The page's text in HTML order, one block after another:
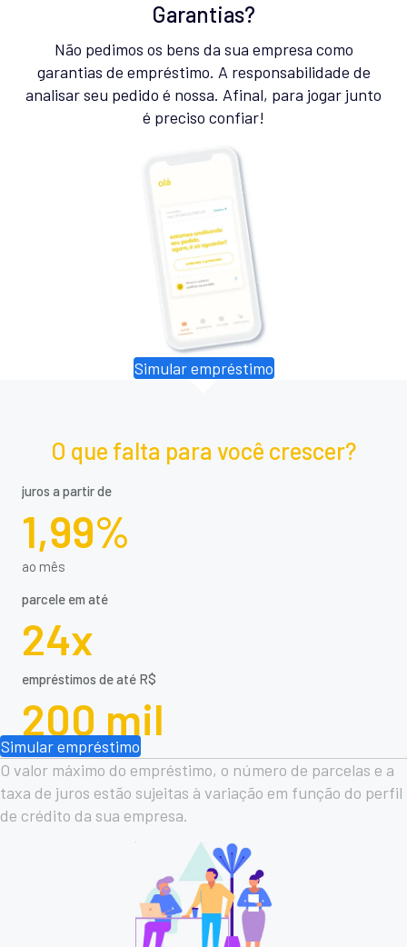
Garantias?
Não pedimos os bens da sua empresa como
garantias de empréstimo. A responsabilidade de
analisar seu pedido é nossa. Afinal, para jogar junto
é preciso confiar!
Simular empréstimo
O que falta para você crescer?
juros a partir de
1,99%
ao mês
parcele em até
24x
empréstimos de até R$
200 mil
Simular empréstimo
O valor máximo do empréstimo, o número de parcelas e a
taxa de juros estão sujeitas à variação em função do perfil
de crédito da sua empresa.